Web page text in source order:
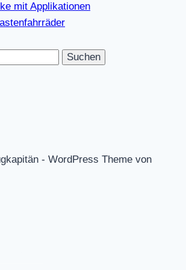
mit Applikationen
- WordPress Theme von